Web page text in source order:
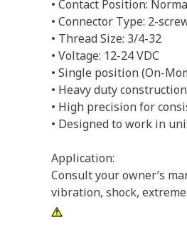
• Contact Position:
• Connector Type: 2-
• Thread Size: 3/4-32
• Voltage: 12-24 VDC
• Single position (On-
• Heavy duty construction
• High precision for
• Designed to work in
Application:
Consult your owner’s
vibration, shock,